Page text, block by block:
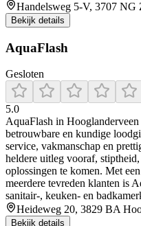
Handelsweg 5-V, 3707 NG
Bekijk details
AquaFlash
Gesloten
5.0
AquaFlash in
betrouwbare en kundige
service, vakmanschap en
heldere uitleg vooraf,
oplossingen te komen. Met
meerdere tevreden klanten is
sanitair-, keuken- en
Heideweg 20, 3829 BA
Bekijk details